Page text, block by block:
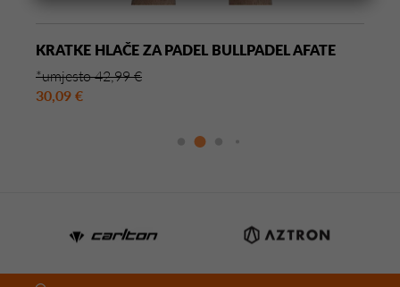
KRATKE HLAČE ZA PADEL BULLPADEL AFATE
*umjesto 42,99 €
30,09 €